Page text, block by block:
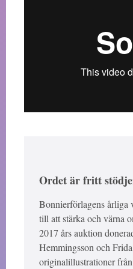
Ordet är fritt
Bonnierförlagens årliga
till att stärka och värna
2017 års auktion
Hemmingsson och
originalillustrationer